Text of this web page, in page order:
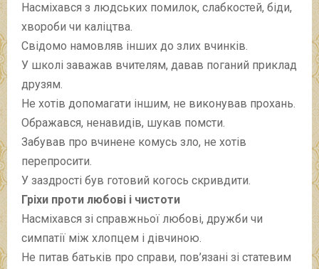
Насміхався з людських помилок, слабкостей, біди,
хвороби чи каліцтва.
Свідомо намовляв інших до злих вчинків.
У школі заважав вчителям, давав поганий приклад
друзям.
Не хотів допомагати іншим, не виконував прохань.
Ображався, ненавидів, шукав помсти.
Забував про вчинене комусь зло, не хотів
перепросити.
У заздрості був готовий когось скривдити.
Гріхи проти любові і чистоти
Насміхався зі справжньої любові, дружби чи
симпатії між хлопцем і дівчиною.
Не питав батьків про справи, пов’язані зі статевим